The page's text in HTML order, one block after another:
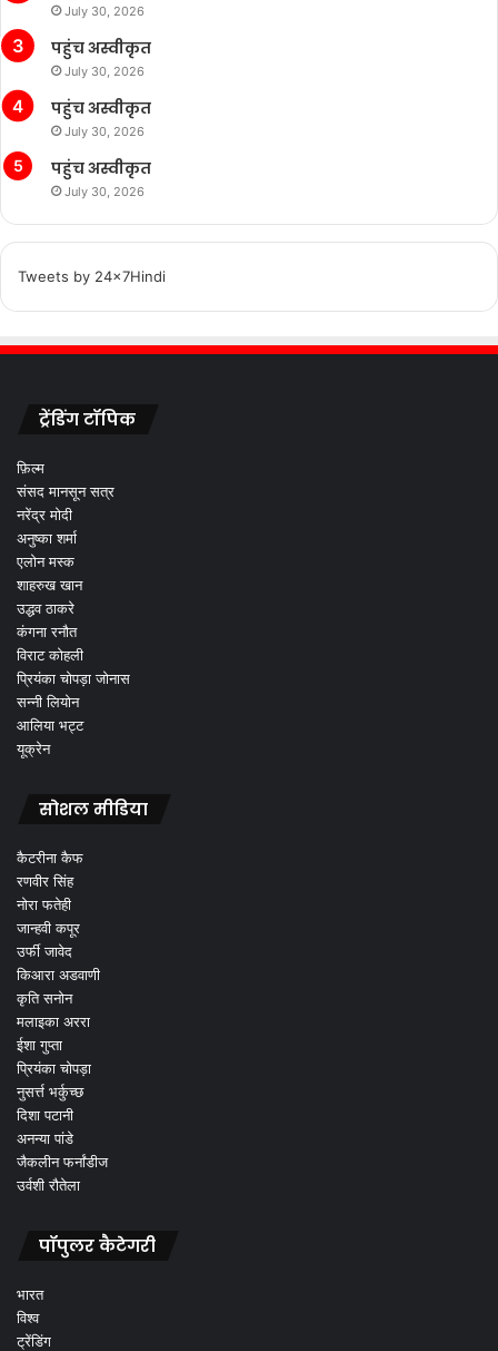
July 30, 2026
पहुंच अस्वीकृत
July 30, 2026
पहुंच अस्वीकृत
July 30, 2026
पहुंच अस्वीकृत
July 30, 2026
Tweets by 24x7Hindi
ट्रेंडिंग टॉपिक
फ़िल्म
संसद मानसून सत्र
नरेंद्र मोदी
अनुष्का शर्मा
एलोन मस्क
शाहरुख खान
उद्धव ठाकरे
कंगना रनौत
विराट कोहली
प्रियंका चोपड़ा जोनास
सन्नी लियोन
आलिया भट्ट
यूक्रेन
सोशल मीडिया
कैटरीना कैफ
रणवीर सिंह
नोरा फतेही
जान्हवी कपूर
उर्फी जावेद
किआरा अडवाणी
कृति सनोन
मलाइका अररा
ईशा गुप्ता
प्रियंका चोपड़ा
नुसर्त्त भर्कुच्छ
दिशा पटानी
अनन्या पांडे
जैकलीन फर्नांडीज
उर्वशी रौतेला
पॉपुलर कैटेगरी
भारत
विश्व
ट्रेंडिंग